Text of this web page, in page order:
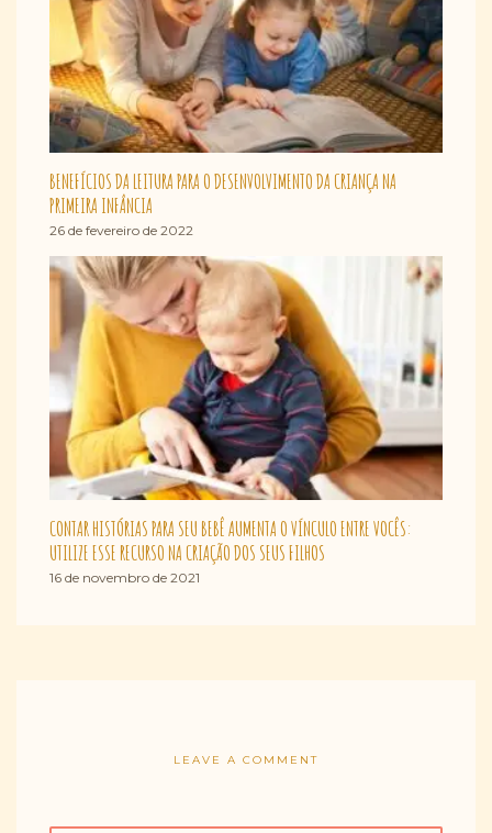
BENEFÍCIOS DA LEITURA PARA O DESENVOLVIMENTO DA CRIANÇA NA
PRIMEIRA INFÂNCIA
26 de fevereiro de 2022
CONTAR HISTÓRIAS PARA SEU BEBÊ AUMENTA O VÍNCULO ENTRE VOCÊS:
UTILIZE ESSE RECURSO NA CRIAÇÃO DOS SEUS FILHOS
16 de novembro de 2021
LEAVE A COMMENT